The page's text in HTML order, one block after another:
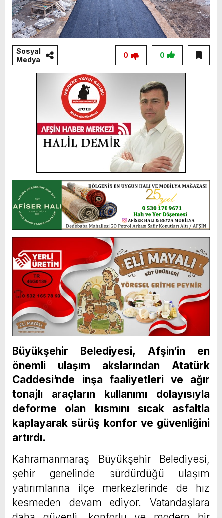
Sosyal
Medya
0
0
Büyükşehir Belediyesi, Afşin’in en
önemli ulaşım akslarından Atatürk
Caddesi’nde inşa faaliyetleri ve ağır
tonajlı araçların kullanımı dolayısıyla
deforme olan kısmını sıcak asfaltla
kaplayarak sürüş konfor ve güvenliğini
artırdı.
Kahramanmaraş Büyükşehir Belediyesi,
şehir genelinde sürdürdüğü ulaşım
yatırımlarına ilçe merkezlerinde de hız
kesmeden devam ediyor. Vatandaşlara